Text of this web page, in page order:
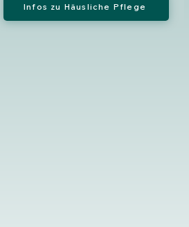
Infos zu Häusliche Pflege